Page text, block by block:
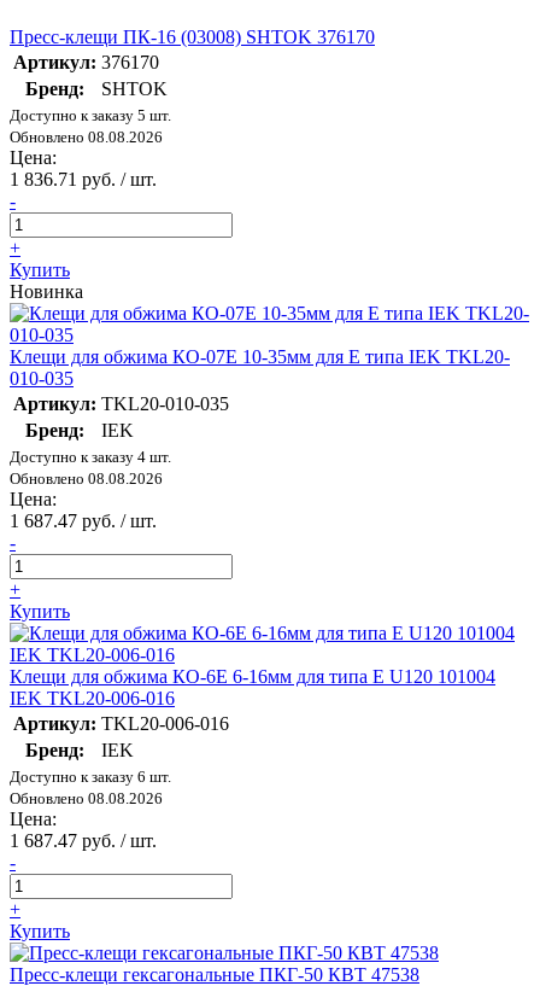
Пресс-клещи ПК-16 (03008) SHTOK 376170
Артикул: 376170
Бренд:
SHTOK
Доступно к заказу 5 шт.
Обновлено 08.08.2026
Цена:
1 836.71 руб. / шт.
-
+
Купить
Новинка
Клещи для обжима КО-07Е 10-35мм для Е типа IEK TKL20-
010-035
Артикул: TKL20-010-035
Бренд:
IEK
Доступно к заказу 4 шт.
Обновлено 08.08.2026
Цена:
1 687.47 руб. / шт.
-
+
Купить
Клещи для обжима КО-6Е 6-16мм для типа Е U120 101004
IEK TKL20-006-016
Артикул: TKL20-006-016
Бренд:
IEK
Доступно к заказу 6 шт.
Обновлено 08.08.2026
Цена:
1 687.47 руб. / шт.
-
+
Купить
Пресс-клещи гексагональные ПКГ-50 КВТ 47538